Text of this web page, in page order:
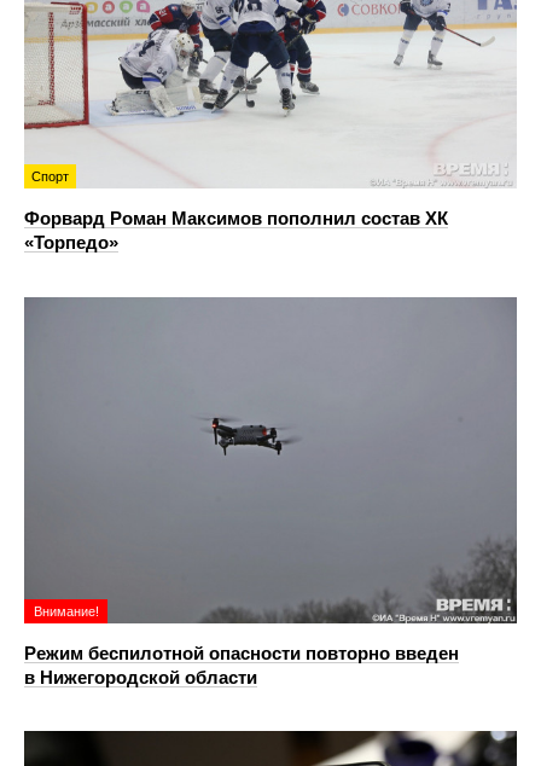
Спорт
Форвард Роман Максимов пополнил состав ХК
«Торпедо»
Внимание!
Режим беспилотной опасности повторно введен
в Нижегородской области